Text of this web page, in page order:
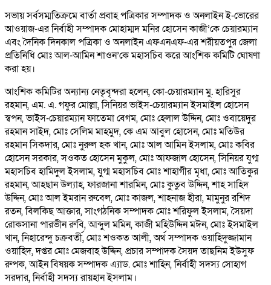
সভায় সর্বসম্মতিক্রমে বার্তা প্রবাহ পত্রিকার সম্পাদক ও অনলাইন ই-ভোরের
আওয়াজ-এর নির্বাহী সম্পাদক মোহাম্মদ মনির হোসেন কাজী’কে চেয়ারম্যান
এবং দৈনিক দিনকাল পত্রিকা ও অনলাইন এফএনএফ-এর শরীয়তপুর জেলা
প্রতিনিধি মোঃ আল-আমিন শাওন’কে মহাসচিব করে আংশিক কমিটি ঘোষণা
করা হয়।
আংশিক কমিটির অন্যান্য নেতৃবৃন্দরা হলেন, কো-চেয়ারম্যান মু. হারিসুর
রহমান, এম. এ. গফুর মোল্লা, সিনিয়র ভাইস-চেয়ারম্যান ইসমাইল হোসেন
স্বপন, ভাইস-চেয়ারম্যান ফাতেমা বেগম, মোঃ হেলাল উদ্দিন, মোঃ ওবায়েদুর
রহমান সাইদ, মোঃ সেলিম মাহমুদ, কে এম আবুল হোসেন, মোঃ মতিউর
রহমান সিকদার, মোঃ নুরুল হক খান, মোঃ আল আমিন ইসলাম, মোঃ কবির
হোসেন সরকার, সওকত হোসেন মুকুল, মোঃ আফজাল হোসেন, সিনিয়র যুগ্ম
মহাসচিব হামিদুল ইসলাম, যুগ্ম মহাসচিব মোঃ শাহাগীর মৃধা, মোঃ আতিকুর
রহমান, আহছান উল্যাহ, ফারজানা শারমিন, মোঃ কুতুব উদ্দিন, শাহ সাহিদ
উদ্দিন, মোঃ আল ইমরান রুবেল, মোঃ কাজল, শাহনাজ হীরা, মামুনুর রশিদ
রতন, বিলকিছ আক্তার, সাংগঠনিক সম্পাদক মোঃ শরিফুল ইসলাম, সৈয়দা
রোকসানা পারভীন রুবি, আব্দুল মমিন, কাজী মহিউদ্দিন মঈন, মোঃ ইসমাইল
খান, নিহারেন্দু চক্রবর্তী, মোঃ শওকত আলী, অর্থ সম্পাদক ওয়াহিদুজ্জামান
ওয়াহিদ, দপ্তর মোঃ মেজবাহ উদ্দিন, প্রচার সম্পাদক সৈয়দ তাছনিম ইউসুফ
রুপক, আইন বিষয়ক সম্পাদক এ্যাড. মোঃ শাহিন, নির্বাহী সদস্য সোহাগ
সরদার, নির্বাহী সদস্য রায়হান ইসলাম।